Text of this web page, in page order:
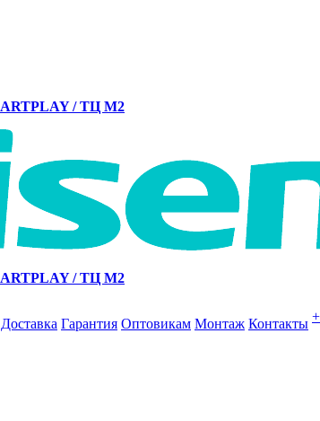
/ ТЦ М2
/ ТЦ М2
Доставка Гарантия Оптовикам Монтаж Контакты